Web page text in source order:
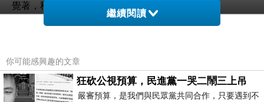
覺著，秋深了。
飄泊龍人知多少，兩岸情懷時顛倒，他鄉飽受風雨驚，還
秋思
久住溫城，無限鄉心，遊子常思故國情。歲月悠悠，年華
繼續閱讀
你可能感興趣的文章
狂砍公視預算，民進黨一哭二鬧三上吊
嚴審預算，是我們與民眾黨共同合作，只要遇到不